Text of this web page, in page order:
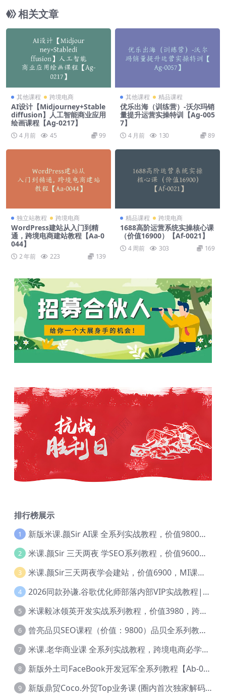
0035】
相关文章
其他课程 跨境电商
AI设计【Midjourney+Stable
diffusion】人工智能商业应用
绘画课程【Ag-0217】
4 月前 45 99
其他课程 精品课程
优乐出海（训练营）-沃尔玛销
量提升运营实操特训【Ag-005
7】
4 月前 130 89
独立站教程 跨境电商
WordPress建站从入门到精
通，跨境电商建站教程【Aa-0
044】
2 年前 223 139
精品课程 跨境电商
1688高阶运营系统实操核心课
（价值16900）【Af-0021】
4 周前 303 169
排行榜展示
1 新版米课.颜Sir AI课 全系列实战教程，价值9800，跨境首选！【Ag-0052】
2 米课.颜Sir 三天两夜 学SEO系列教程，价值9600元，跨境人都在学 【Ag-0056】
3 米课.颜Sir三天两夜学会建站，价值6900，MI课甄选课程 【Ag-0055】
4 2026同款孙谦.谷歌优化师部落内部VIP实战教程|价值4999元全网独家解码（官方报名版本）【@034】
5 米课毅冰领英开发实战系列教程，价值3980，跨境必选【Ag-0049】
6 曾亮品贝SEO课程（价值：9800）品贝全系列教程 【Ab-0022】
7 米课.老华商业课 全系列实战教程，跨境电商必学，价值16900元【Ag-0053】
8 新版外土司FaceBook开发冠军全系列教程【Ab-0021】
9 新版鼎贸Coco.外贸Top业务课 (圈内首次独家解码|460节课)【Ag-0091】